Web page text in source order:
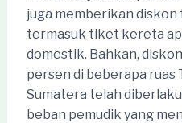
juga memberikan
termasuk tiket kereta
domestik. Bahkan,
persen di beberapa ruas
Sumatera telah
beban pemudik yang